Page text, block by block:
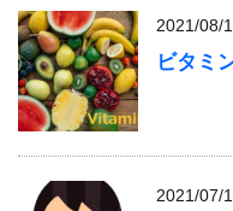
2021/08/
ビタミ
2021/07/